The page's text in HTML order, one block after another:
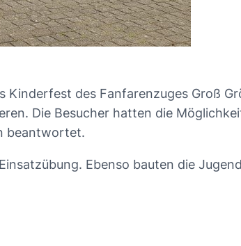
des Fanfarenzuges Groß
Die Besucher hatten die
beantwortet.
Ebenso bauten die